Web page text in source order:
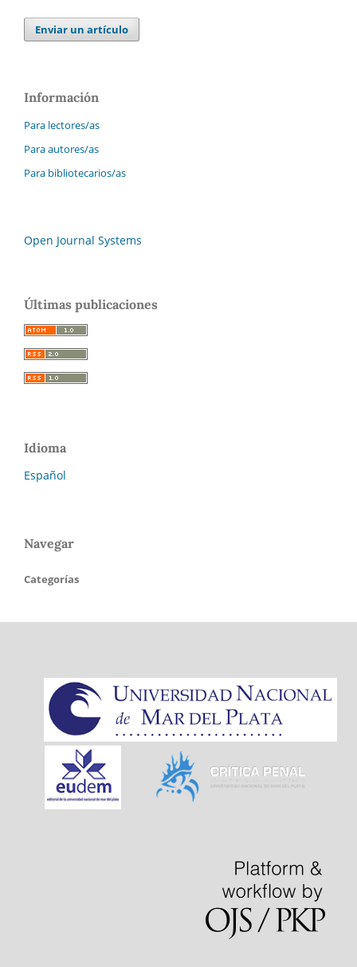
Enviar un artículo
Información
Para lectores/as
Para autores/as
Para bibliotecarios/as
Open Journal Systems
Últimas publicaciones
Idioma
Español
Navegar
Categorías